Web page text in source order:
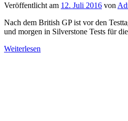
Veröffentlicht am 12. Juli 2016 von
Nach dem British GP ist vor den
und morgen in Silverstone Tests für
Weiterlesen